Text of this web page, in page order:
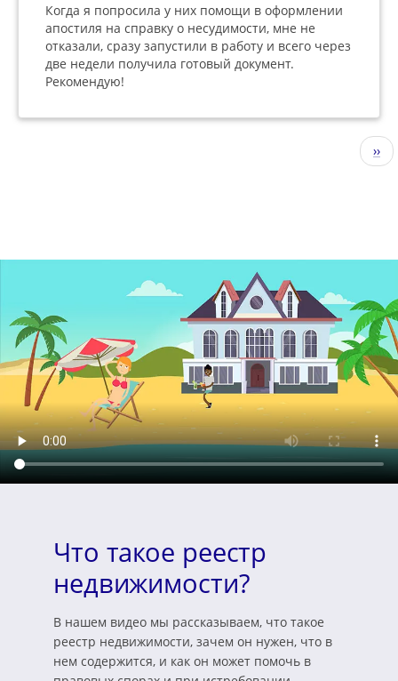
Когда я попросила у них помощи в оформлении
апостиля на справку о несудимости, мне не
отказали, сразу запустили в работу и всего через
две недели получила готовый документ.
Рекомендую!
››
Что такое реестр
недвижимости?
В нашем видео мы рассказываем, что такое
реестр недвижимости, зачем он нужен, что в
нем содержится, и как он может помочь в